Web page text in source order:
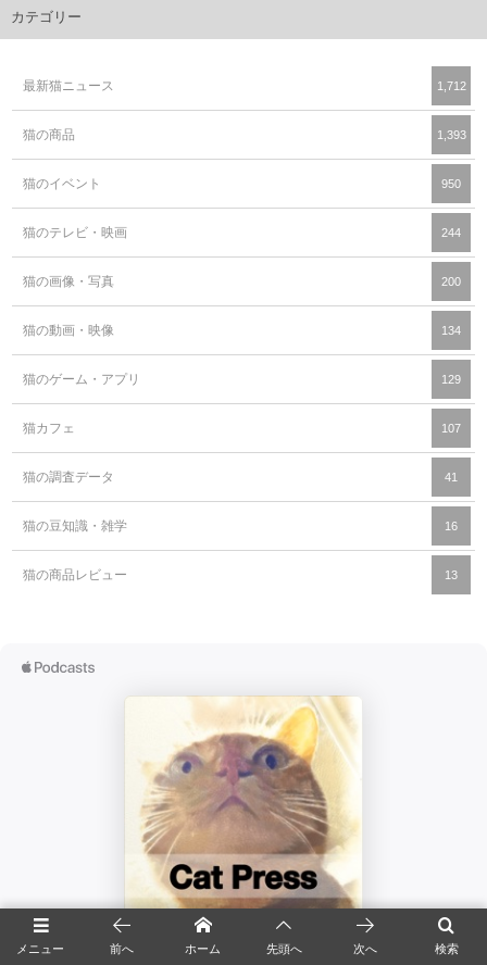
カテゴリー
最新猫ニュース 1,712
猫の商品 1,393
猫のイベント 950
猫のテレビ・映画 244
猫の画像・写真 200
猫の動画・映像 134
猫のゲーム・アプリ 129
猫カフェ 107
猫の調査データ 41
猫の豆知識・雑学 16
猫の商品レビュー 13
メニュー 検索
前へ ホーム 先頭へ 次へ